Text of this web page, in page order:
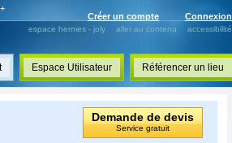
Créer un compte
Connexion
espace hermes - joly aller au contenu accessibilité
Espace Utilisateur Référencer un lieu
Demande de devis
Service gratuit